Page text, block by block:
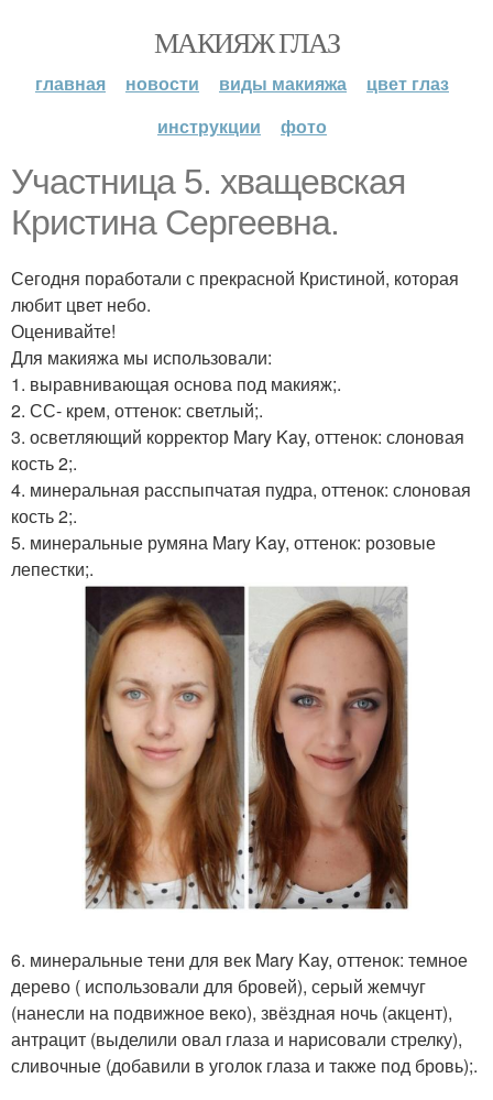
МАКИЯЖ ГЛАЗ
главная новости виды макияжа
цвет глаз
инструкции
фото
Участница 5. хващевская
Кристина Сергеевна.
Сегодня поработали с прекрасной Кристиной, которая
любит цвет небо.
Оценивайте!
Для макияжа мы использовали:
1. выравнивающая основа под макияж;.
2. СС- крем, оттенок: светлый;.
3. осветляющий корректор Mary Kay, оттенок: слоновая
кость 2;.
4. минеральная расспыпчатая пудра, оттенок: слоновая
кость 2;.
5. минеральные румяна Mary Kay, оттенок: розовые
лепестки;.
6. минеральные тени для век Mary Kay, оттенок: темное
дерево ( использовали для бровей), серый жемчуг
(нанесли на подвижное веко), звёздная ночь (акцент),
антрацит (выделили овал глаза и нарисовали стрелку),
сливочные (добавили в уголок глаза и также под бровь);.